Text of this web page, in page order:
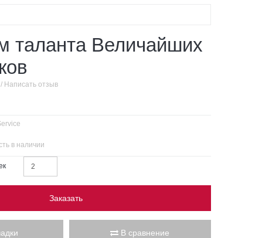
таланта Величайших
/ Написать отзыв
в наличии
Заказать
В сравнение